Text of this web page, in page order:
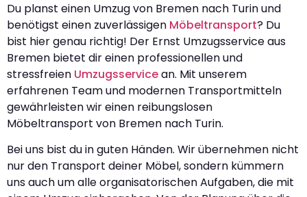
Du planst einen Umzug von Bremen nach Turin und
benötigst einen zuverlässigen Möbeltransport? Du
bist hier genau richtig! Der Ernst Umzugsservice aus
Bremen bietet dir einen professionellen und
stressfreien Umzugsservicean. Mit unserem
erfahrenen Team und modernen Transportmitteln
gewährleisten wir einen reibungslosen
Möbeltransport von Bremen nach Turin.
Bei uns bist du in guten Händen. Wir übernehmen nicht
nur den Transport deiner Möbel, sondern kümmern
uns auch um alle organisatorischen Aufgaben, die mit